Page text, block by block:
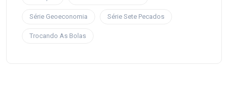
Série Geoeconomia Série Sete Pecados
Trocando As Bolas